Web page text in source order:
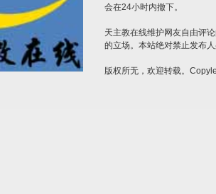
会在24小时内撤下。
天主教在线维护网友自由评
的立场。本站绝对禁止发布
版权所无，欢迎转载。